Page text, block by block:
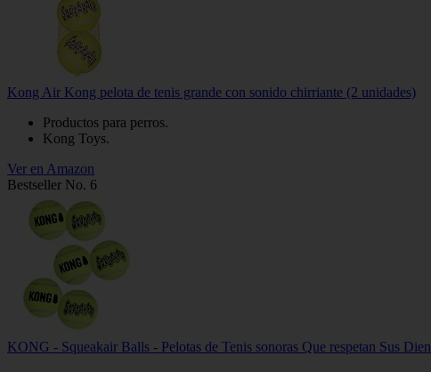
Kong Air Kong pelota de tenis grande con sonido chirriante (2 unidades)
Productos para perros.
Kong Toys.
Ver en Amazon
Bestseller No. 6
KONG - Squeakair Balls - Pelotas de Tenis sonoras Que respetan Sus